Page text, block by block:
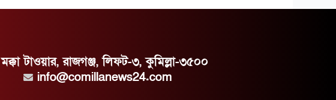
মক্কা টাওয়ার, রাজগঞ্জ, লিফট-৩, কুমিল্লা-৩৫০০
info@comillanews24.com